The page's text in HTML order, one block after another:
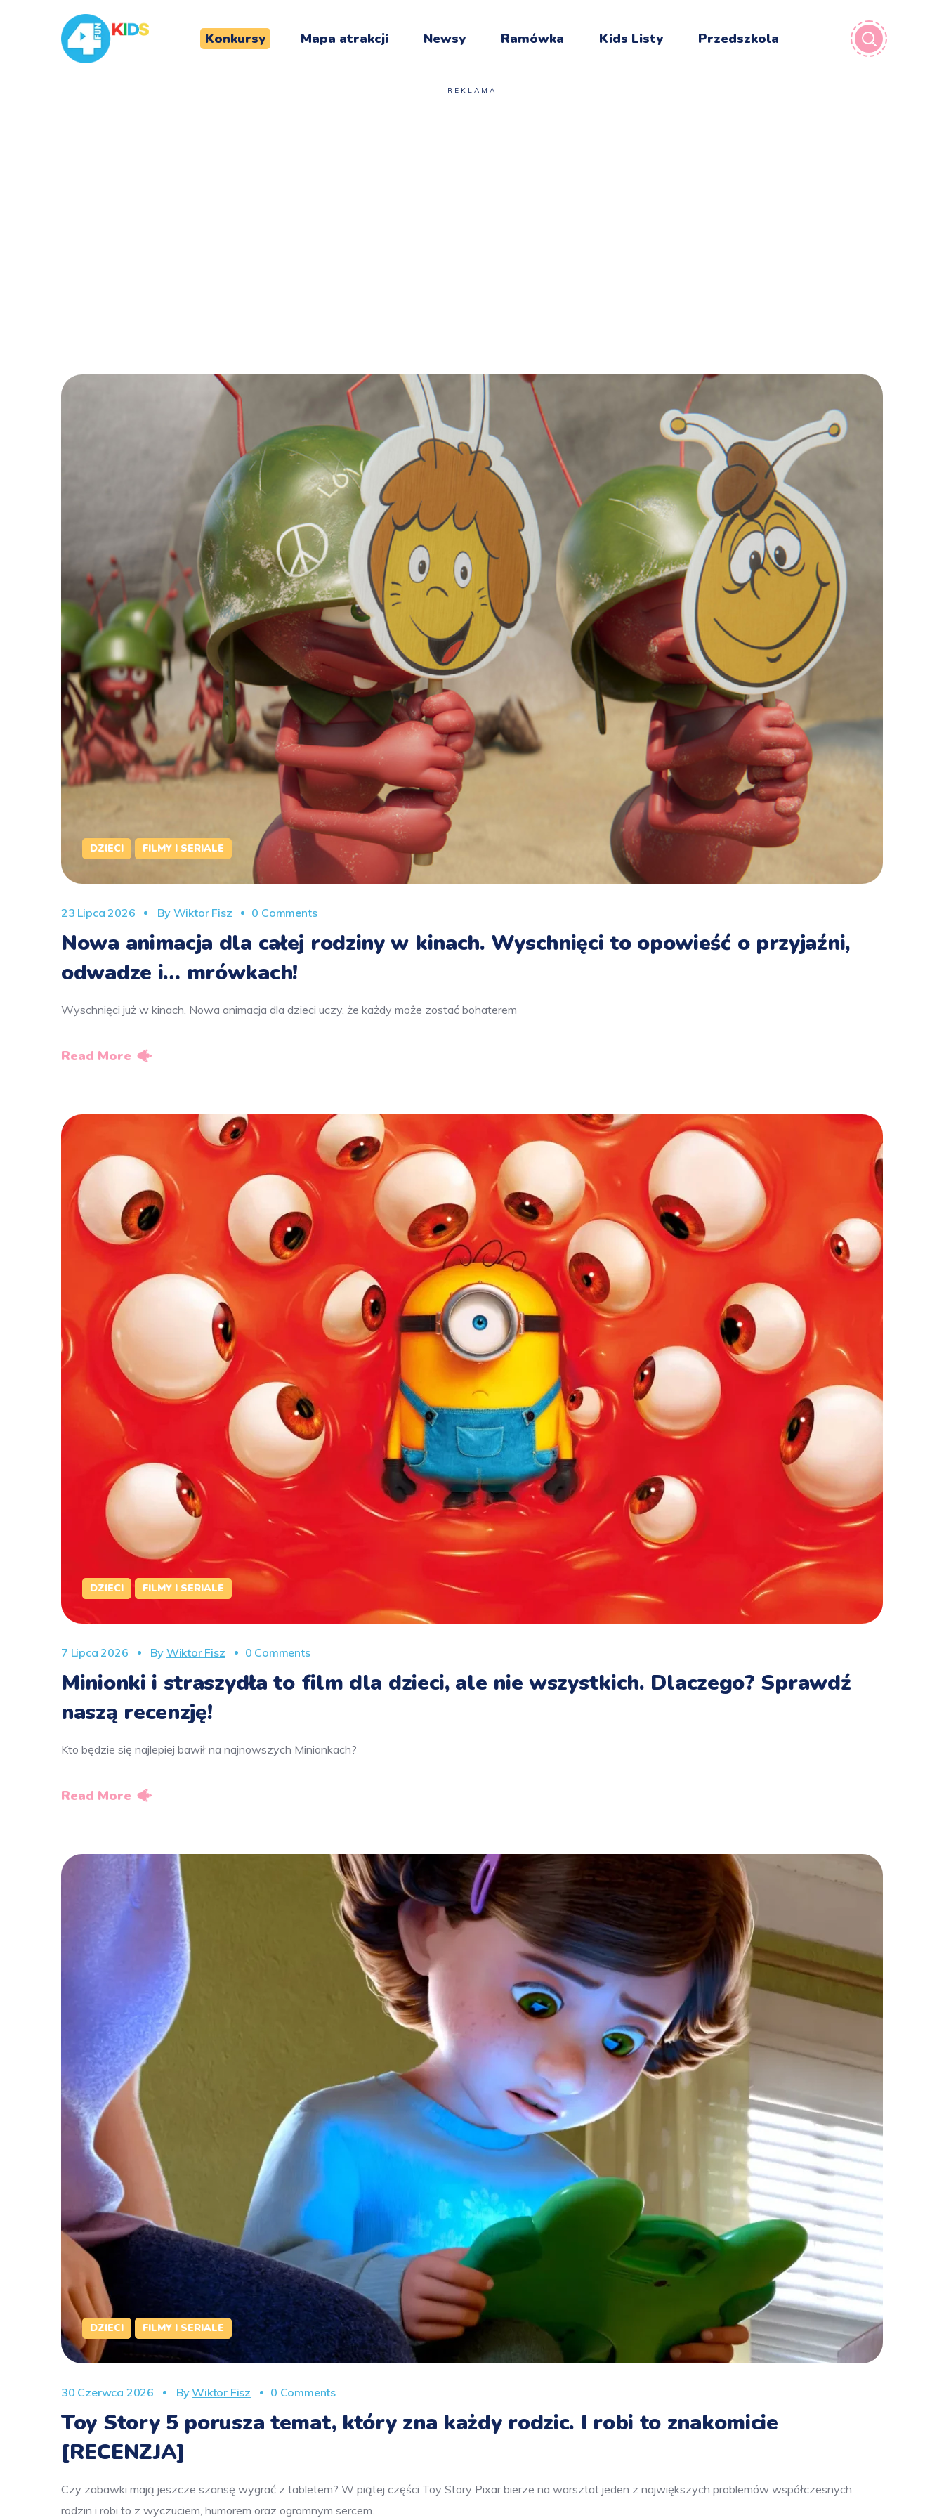
Konkursy Mapa atrakcji Newsy Ramówka Kids Listy Przedszkola
REKLAMA
DZIECI FILMY I SERIALE
23 Lipca 2026 By Wiktor Fisz 0 Comments
Nowa animacja dla całej rodziny w kinach. Wyschnięci to opowieść o przyjaźni,
odwadze i… mrówkach!
Wyschnięci już w kinach. Nowa animacja dla dzieci uczy, że każdy może zostać bohaterem
Read More
DZIECI FILMY I SERIALE
7 Lipca 2026 By Wiktor Fisz 0 Comments
Minionki i straszydła to film dla dzieci, ale nie wszystkich. Dlaczego? Sprawdź
naszą recenzję!
Kto będzie się najlepiej bawił na najnowszych Minionkach?
Read More
DZIECI FILMY I SERIALE
30 Czerwca 2026 ByWiktor Fisz 0 Comments
Toy Story 5 porusza temat, który zna każdy rodzic. I robi to znakomicie
[RECENZJA]
Czy zabawki mają jeszcze szansę wygrać z tabletem? W piątej części Toy Story Pixar bierze na warsztat jeden z największych problemów współczesnych
rodzin i robi to z wyczuciem, humorem oraz ogromnym sercem.